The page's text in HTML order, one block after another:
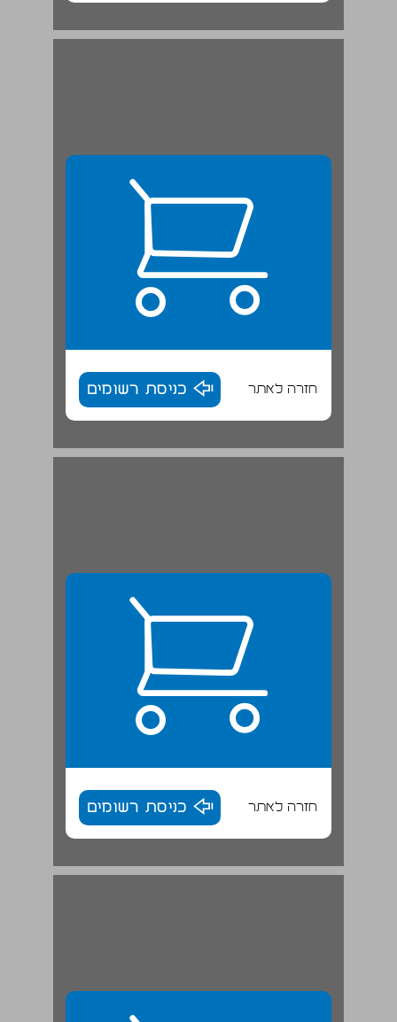
ב. התגבשות החינוך הבלתי פורמלי כדיסציפלינה עצמאית ... 28
חזרה לאתר כניסת רשומים
חזרה לאתר כניסת רשומים